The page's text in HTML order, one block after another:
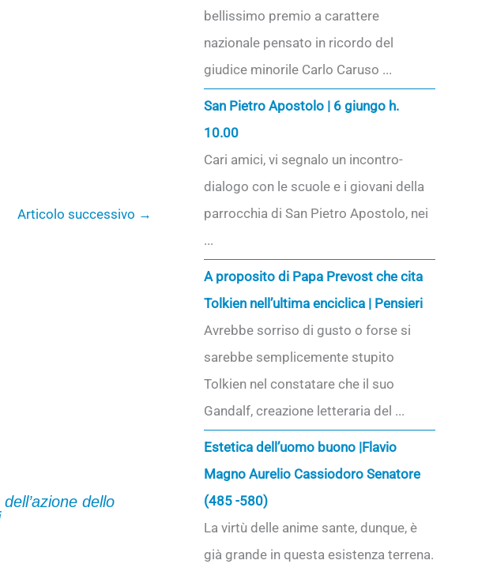
Articolo successivo →
dell’azione dello
bellissimo premio a carattere
nazionale pensato in ricordo del
giudice minorile Carlo Caruso ...
San Pietro Apostolo | 6 giungo h.
10.00
Cari amici, vi segnalo un incontro-
dialogo con le scuole e i giovani della
parrocchia di San Pietro Apostolo, nei
...
A proposito di Papa Prevost che cita
Tolkien nell’ultima enciclica | Pensieri
Avrebbe sorriso di gusto o forse si
sarebbe semplicemente stupito
Tolkien nel constatare che il suo
Gandalf, creazione letteraria del ...
Estetica dell’uomo buono |Flavio
Magno Aurelio Cassiodoro Senatore
(485 -580)
La virtù delle anime sante, dunque, è
già grande in questa esistenza terrena.